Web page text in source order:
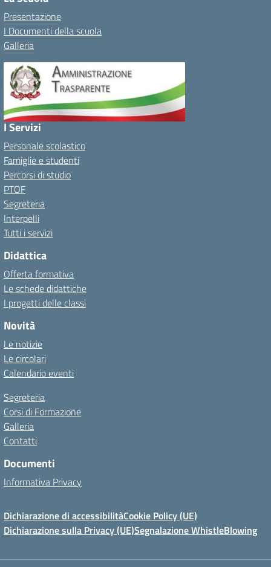
Presentazione
I Documenti della scuola
Galleria
I Servizi
Personale scolastico
Famiglie e studenti
Percorsi di studio
PTOF
Segreteria
Interpelli
Tutti i servizi
Didattica
Offerta formativa
Le schede didattiche
I progetti delle classi
Novità
Le notizie
Le circolari
Calendario eventi
Segreteria
Corsi di Formazione
Galleria
Contatti
Documenti
Informativa Privacy
Dichiarazione di accessibilitàCookie Policy (UE)
Dichiarazione sulla Privacy (UE)Segnalazione WhistleBlowing